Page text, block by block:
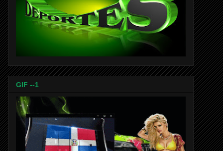
GIF --1